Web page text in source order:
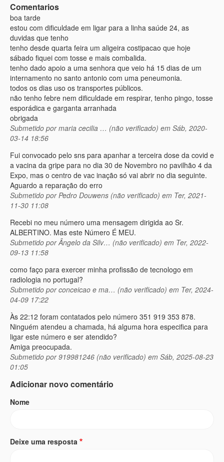
Comentarios
boa tarde
estou com dificuldade em ligar para a linha saúde 24, as
duvidas que tenho
tenho desde quarta feira um aligeira costipacao que hoje
sábado fiquei com tosse e mais combalida.
tenho dado apoio a uma senhora que veio há 15 dias de um
internamento no santo antonio com uma peneumonia.
todos os dias uso os transportes públicos.
não tenho febre nem dificuldade em respirar, tenho pingo, tosse
esporádica e garganta arranhada
obrigada
Submetido pormaria cecilia … (não verificado) em Sáb, 2020-
03-14 18:56
Fui convocado pelo sns para apanhar a terceira dose da covid e
a vacina da gripe para no dia 30 de Novembro no pavilhão 4 da
Expo, mas o centro de vac inação só vai abrir no dia seguinte.
Aguardo a reparação do erro
Submetido por Pedro Douwens (não verificado) em Ter, 2021-
11-30 11:08
Recebi no meu número uma mensagem dirigida ao Sr.
ALBERTINO. Mas este Número É MEU.
Submetido porÂngelo da Silv… (não verificado) em Ter, 2022-
09-13 11:58
como faço para exercer minha profissão de tecnologo em
radiologia no portugal?
Submetido porconceicao e ma… (não verificado) em Ter, 2024-
04-09 17:22
Às 22:12 foram contatados pelo número 351 919 353 878.
Ninguém atendeu a chamada, há alguma hora especifica para
ligar este número e ser atendido?
Amiga preocupada.
Submetido por919981246 (não verificado) em Sáb, 2025-08-23
01:05
Adicionar novo comentário
Nome
Deixe uma resposta